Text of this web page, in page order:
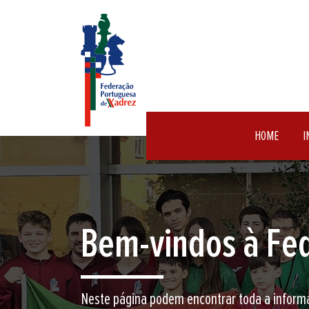
HOME
Encontre aqui o
Junte-se a nós neste jogo milenar